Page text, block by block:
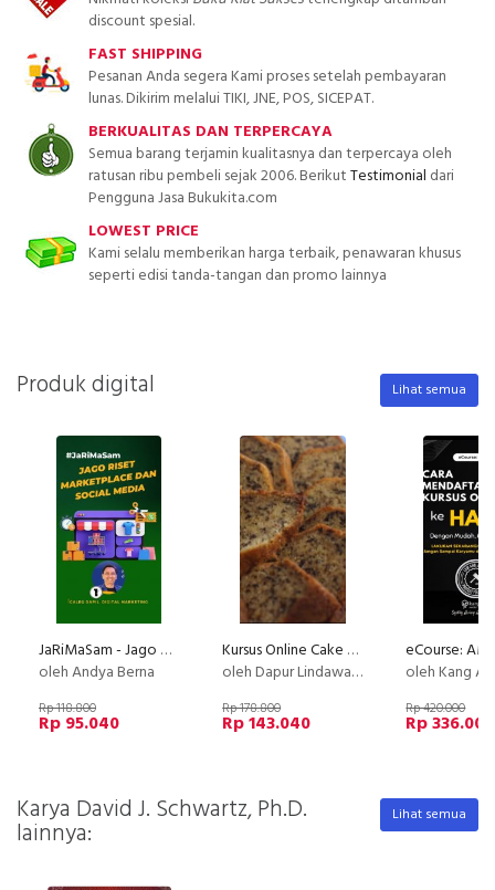
discount spesial.
FAST SHIPPING
Pesanan Anda segera Kami proses setelah pembayaran
lunas. Dikirim melalui TIKI, JNE, POS, SICEPAT.
BERKUALITAS DAN TERPERCAYA
Semua barang terjamin kualitasnya dan terpercaya oleh
ratusan ribu pembeli sejak 2006. BerikutTestimonial dari
Pengguna Jasa Bukukita.com
LOWEST PRICE
Kami selalu memberikan harga terbaik, penawaran khusus
seperti edisi tanda-tangan dan promo lainnya
Produk digital Lihat semua
JaRiMaSam - Jago Riset Marketplace dan Social Media
oleh Andya Berna
Rp 118.800
Rp 95.040
Kursus Online Cake Pisang Gebus Dapur Lindawaty
oleh Dapur Lindawaty
Rp 178.800
Rp 143.040
oleh Kang
Rp 420.000
Rp 336.000
Karya David J. Schwartz, Ph.D.
lainnya:
Lihat semua